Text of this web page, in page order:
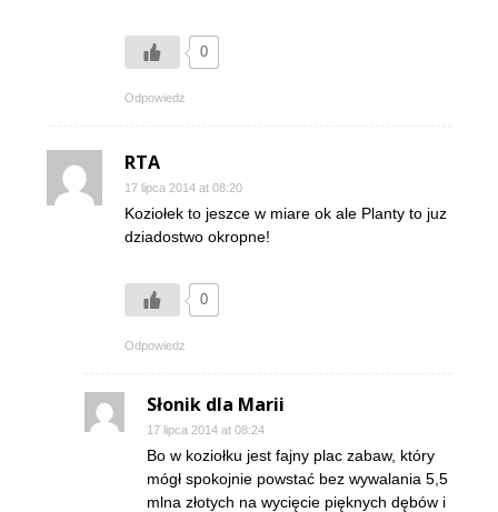
0
Odpowiedz
RTA
17 lipca 2014 at 08:20
Koziołek to jeszce w miare ok ale Planty to juz
dziadostwo okropne!
0
Odpowiedz
Słonik dla Marii
17 lipca 2014 at 08:24
Bo w koziołku jest fajny plac zabaw, który
mógł spokojnie powstać bez wywalania 5,5
mlna złotych na wycięcie pięknych dębów i